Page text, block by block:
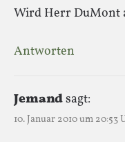
Wird Herr DuMont
Antworten
Jemandsagt:
10. Januar 2010 um 20:53